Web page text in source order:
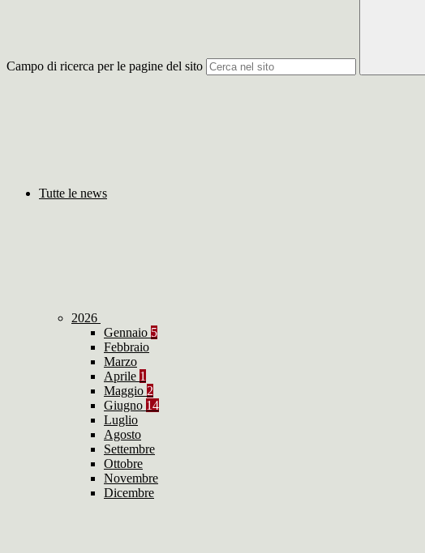
Campo di ricerca per le pagine del sito
Tutte le news
2026
Gennaio 5
Febbraio
Marzo
Aprile 1
Maggio 2
Giugno 14
Luglio
Agosto
Settembre
Ottobre
Novembre
Dicembre